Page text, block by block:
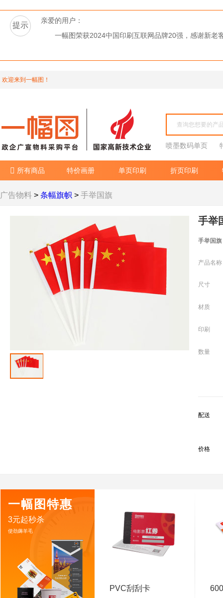
提示
亲爱的用户：
一幅图荣获2024中国印刷互联网品牌20强，感谢新老
欢迎来到一幅图！
喷墨数码单页
 所有商品 特价画册 单页印刷 折页印刷
广告物料 > 条幅旗帜 > 手举国旗
手举
手举国旗
产品名称
尺寸
材质
印刷
数量
配送
价格
一幅图特惠
3元起秒杀
使劲薅羊毛
PVC刮刮卡